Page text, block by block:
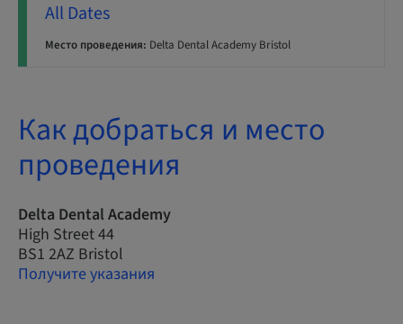
All Dates
Место проведения: Delta Dental Academy Bristol
Как добраться и место
проведения
Delta Dental Academy
High Street 44
BS1 2AZ Bristol
Получите указания